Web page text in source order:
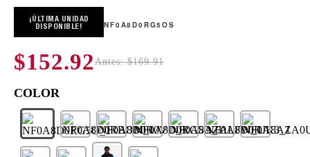
¡ÚLTIMA UNIDAD
DISPONIBLE!
NF0A8D0RG5OS
$152.92 Antes: $169.91